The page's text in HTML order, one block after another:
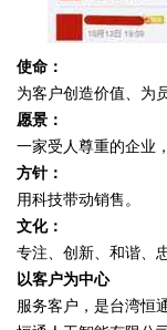
使命：
为客户创造价值、为
愿景：
一家受人尊重的企业
方针：
用科技带动销售。
文化：
专注、创新、和谐、
以客户为中心
服务客户，是台湾恒